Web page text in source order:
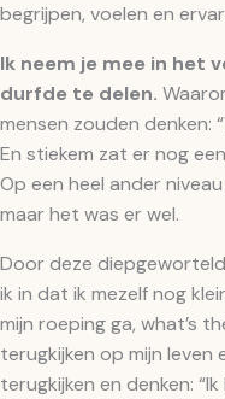
begrijpen, voelen en
Ik neem je mee in het
durfde te delen.
mensen zouden denken:
En stiekem zat er nog
Op een heel ander
maar het was er wel.
Door deze
ik in dat ik mezelf nog
mijn roeping ga, what’s
terugkijken op mijn leven
terugkijken en denken: